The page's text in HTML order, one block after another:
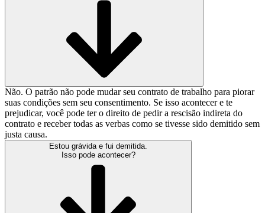
Não. O patrão não pode mudar seu contrato de trabalho para piorar
suas condições sem seu consentimento. Se isso acontecer e te
prejudicar, você pode ter o direito de pedir a rescisão indireta do
contrato e receber todas as verbas como se tivesse sido demitido sem
justa causa.
Estou grávida e fui demitida.
Isso pode acontecer?